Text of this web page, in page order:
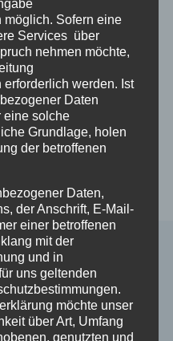
Birgit
WEITER
Die wichtigsten
Sachbücher zum
möglich. Sofern eine
Services über
nehmen möchte,
werden. Ist
Daten
eine solche
Grundlage, holen
der betroffenen
Daten,
der Anschrift, E-Mail-
einer betroffenen
mit der
und in
uns geltenden
möchte unser
über Art, Umfang
genutzten und